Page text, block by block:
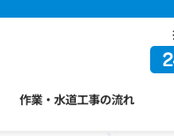
作業・水道工事の流れ